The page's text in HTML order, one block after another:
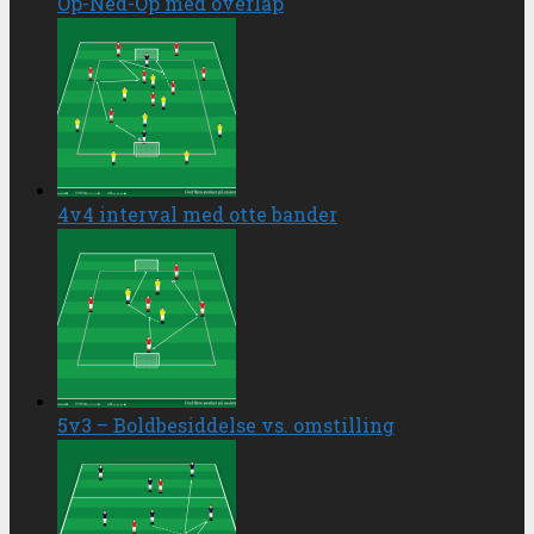
4v4 interval med otte bander
5v3 – Boldbesiddelse vs. omstilling